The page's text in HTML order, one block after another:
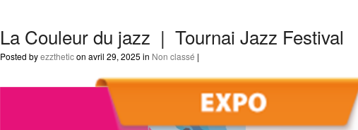
La Couleur du jazz | Tournai Jazz Festival
Posted byezztheticon avril 29, 2025 in Non classé |